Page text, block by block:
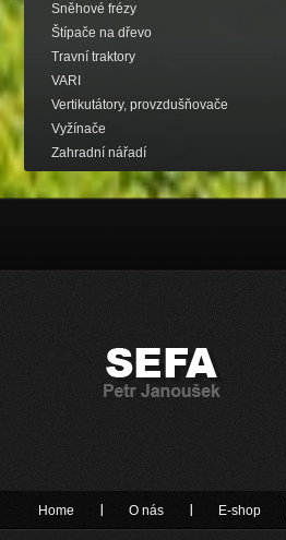
Sněhové frézy
Štípače na dřevo
Travní traktory
VARI
Vertikutátory, provzdušňovače
Vyžínače
Zahradní nářadí
Home O nás E-shop